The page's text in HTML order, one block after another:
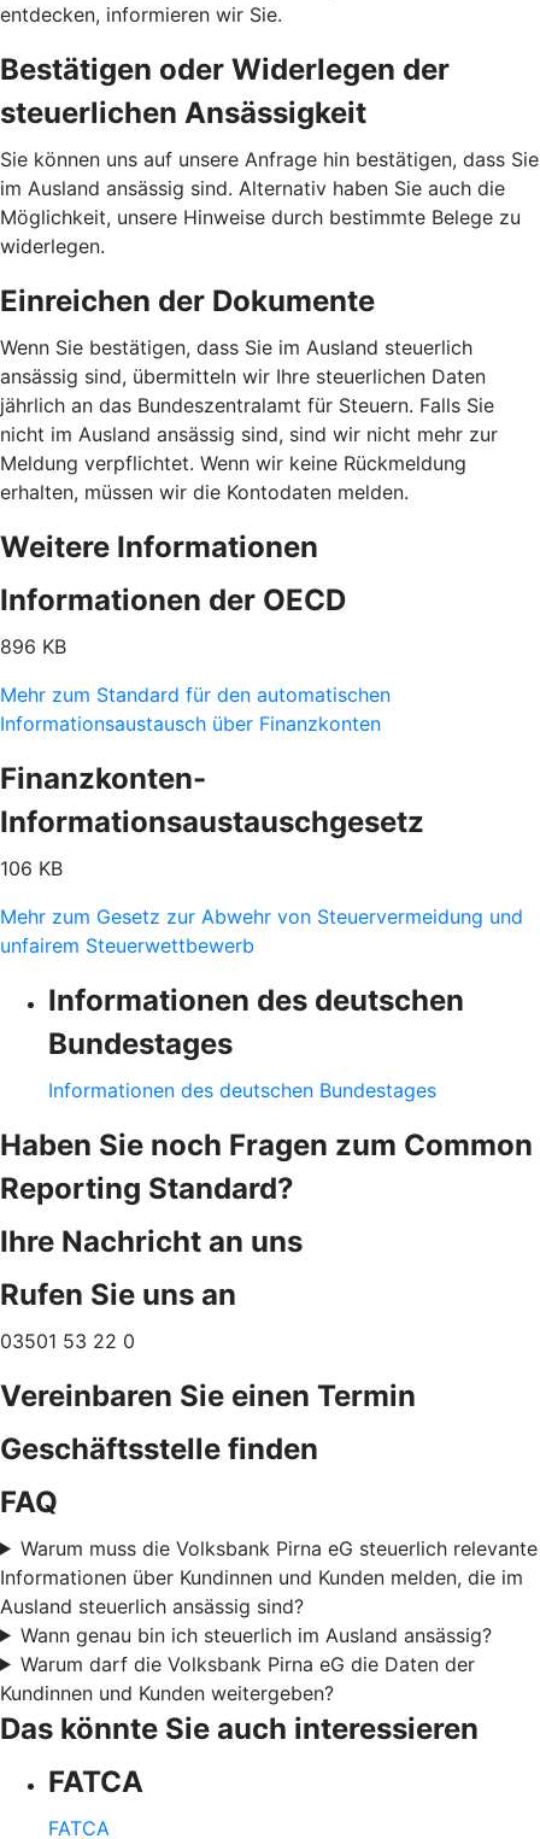
entdecken, informieren wir Sie.
Bestätigen oder Widerlegen der
steuerlichen Ansässigkeit
Sie können uns auf unsere Anfrage hin bestätigen, dass Sie
im Ausland ansässig sind. Alternativ haben Sie auch die
Möglichkeit, unsere Hinweise durch bestimmte Belege zu
widerlegen.
Einreichen der Dokumente
Wenn Sie bestätigen, dass Sie im Ausland steuerlich
ansässig sind, übermitteln wir Ihre steuerlichen Daten
jährlich an das Bundeszentralamt für Steuern. Falls Sie
nicht im Ausland ansässig sind, sind wir nicht mehr zur
Meldung verpflichtet. Wenn wir keine Rückmeldung
erhalten, müssen wir die Kontodaten melden.
Weitere Informationen
Informationen der OECD
896 KB
Mehr zum Standard für den automatischen
Informationsaustausch über Finanzkonten
Finanzkonten-
Informationsaustauschgesetz
106 KB
Mehr zum Gesetz zur Abwehr von Steuervermeidung und
unfairem Steuerwettbewerb
Informationen des deutschen
Bundestages
Informationen des deutschen Bundestages
Haben Sie noch Fragen zum Common
Reporting Standard?
Ihre Nachricht an uns
Rufen Sie uns an
03501 53 22 0
Vereinbaren Sie einen Termin
Geschäftsstelle finden
FAQ
Warum muss die Volksbank Pirna eG steuerlich relevante
Informationen über Kundinnen und Kunden melden, die im
Ausland steuerlich ansässig sind?
Wann genau bin ich steuerlich im Ausland ansässig?
Warum darf die Volksbank Pirna eG die Daten der
Kundinnen und Kunden weitergeben?
Das könnte Sie auch interessieren
FATCA
FATCA